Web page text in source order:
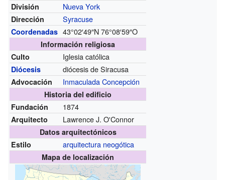
División Nueva York
Dirección Syracuse
Coordenadas 43°02′49″N76°08′59″O
Información religiosa
Culto
Iglesia católica
Diócesis diócesis de Siracusa
Advocación Inmaculada Concepción
Historia del edificio
Fundación
1874
Arquitecto Lawrence J. O'Connor
Datos arquitectónicos
Estilo
arquitectura neogótica
Mapa de localización